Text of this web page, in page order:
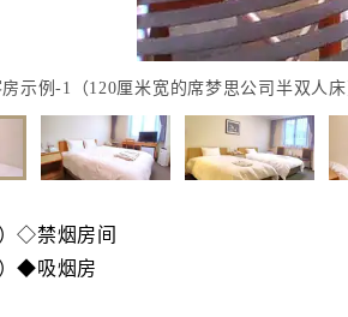
示例-1（120厘米宽的席梦思公司半双人
◇禁烟房间
◆吸烟房